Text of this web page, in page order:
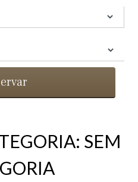
SEM